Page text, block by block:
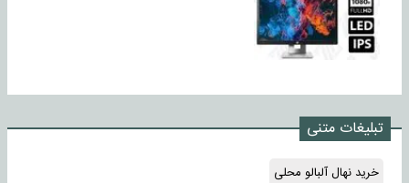
تبلیغات متنی
خرید نهال آلبالو محلی